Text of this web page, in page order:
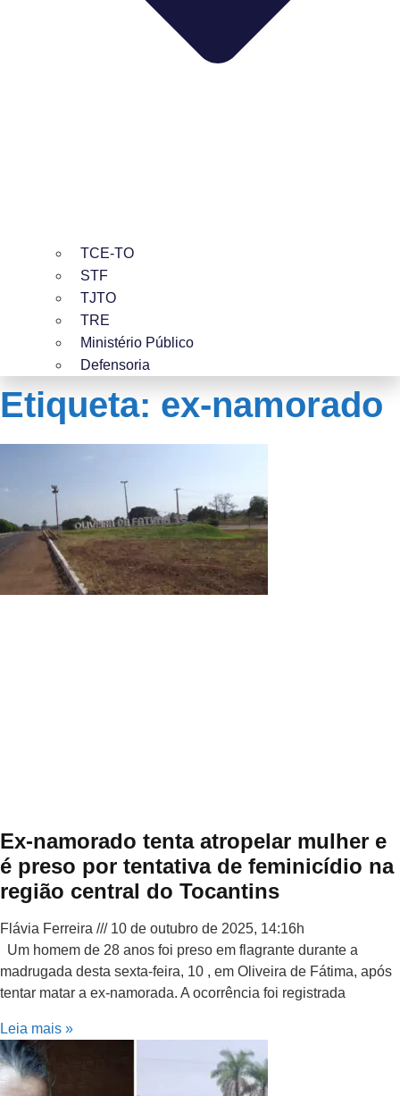
TCE-TO
STF
TJTO
TRE
Ministério Público
Defensoria
Etiqueta: ex-namorado
Ex-namorado tenta atropelar mulher e
é preso por tentativa de feminicídio na
região central do Tocantins
Flávia Ferreira
10 de outubro de 2025, 14:16h
Um homem de 28 anos foi preso em flagrante durante a
madrugada desta sexta-feira, 10 , em Oliveira de Fátima, após
tentar matar a ex-namorada. A ocorrência foi registrada
Leia mais »